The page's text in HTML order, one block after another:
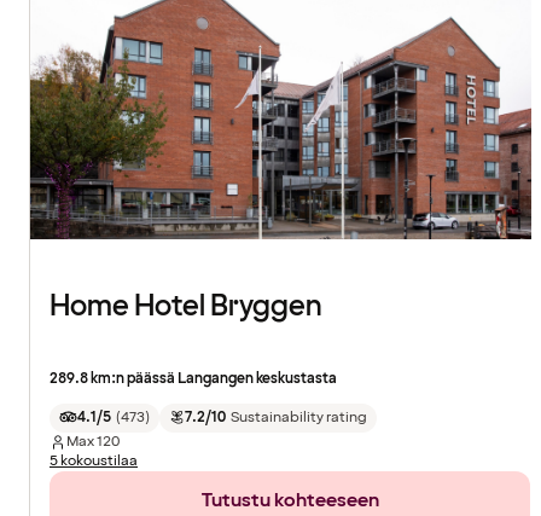
Home Hotel Bryggen
289.8 km:n päässä Langangen keskustasta
4.1/5 (473) 7.2/10 Sustainability rating
Max120
5 kokoustilaa
Tutustu kohteeseen